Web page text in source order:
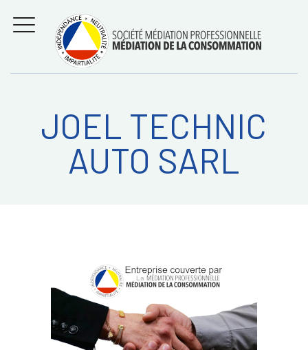
Régler les litiges
entre
consommateurs et
professionnels avec
la médiation de la
consommation
MENU
Recherche
JOEL TECHNIC
AUTO SARL